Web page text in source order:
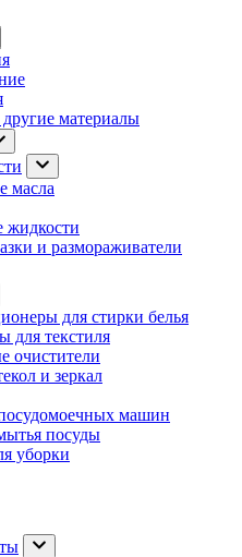
материалы
масла
и размораживатели
для стирки белья
для текстиля
очистители
и зеркал
машин
посуды
уборки